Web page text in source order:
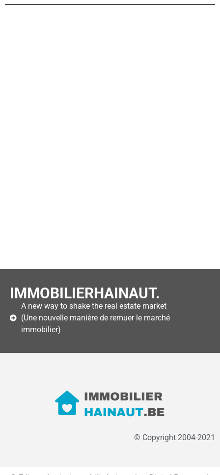
IMMOBILIERHAINAUT.
A new way to shake the real estate market
(Une nouvelle manière de remuer le marché
immobilier)
© Copyright 2004-2021